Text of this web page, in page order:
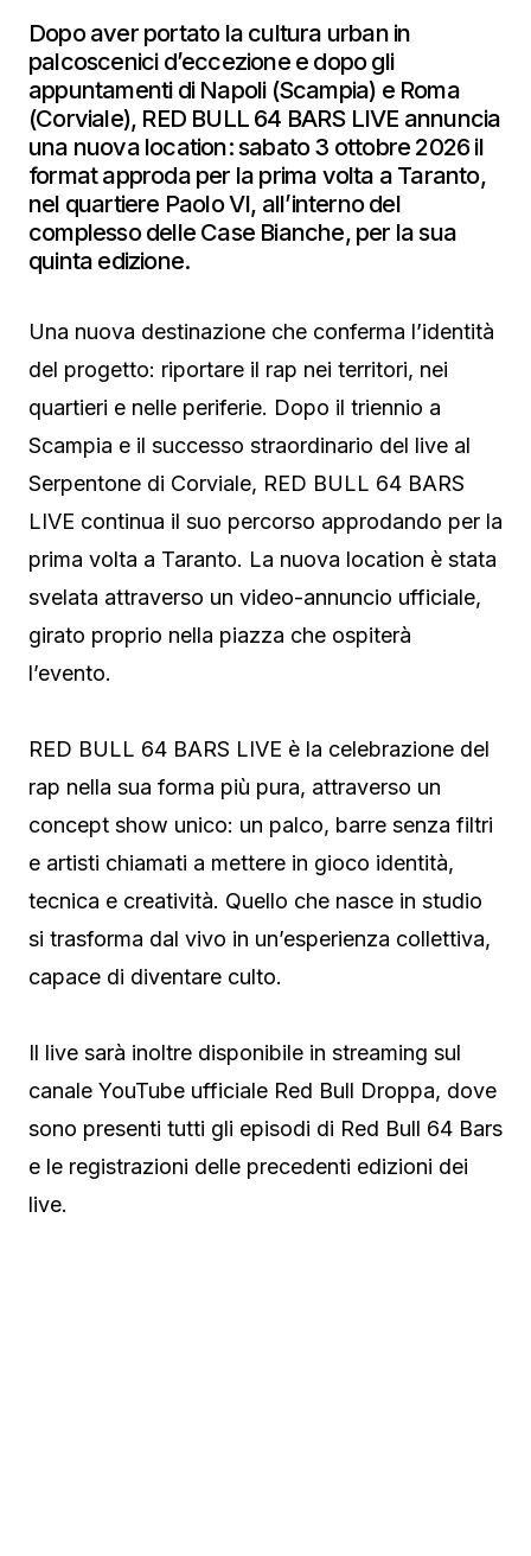
Dopo aver portato la cultura urban in
palcoscenici d’eccezione e dopo gli
appuntamenti di Napoli (Scampia) e Roma
(Corviale), RED BULL 64 BARS LIVE annuncia
una nuova location: sabato 3 ottobre 2026 il
format approda per la prima volta a Taranto,
nel quartiere Paolo VI, all’interno del
complesso delle Case Bianche, per la sua
quinta edizione.
Una nuova destinazione che conferma l’identità
del progetto: riportare il rap nei territori, nei
quartieri e nelle periferie. Dopo il triennio a
Scampia e il successo straordinario del live al
Serpentone di Corviale, RED BULL 64 BARS
LIVE continua il suo percorso approdando per la
prima volta a Taranto. La nuova location è stata
svelata attraverso un video-annuncio ufficiale,
girato proprio nella piazza che ospiterà
l’evento.
RED BULL 64 BARS LIVE è la celebrazione del
rap nella sua forma più pura, attraverso un
concept show unico: un palco, barre senza filtri
e artisti chiamati a mettere in gioco identità,
tecnica e creatività. Quello che nasce in studio
si trasforma dal vivo in un’esperienza collettiva,
capace di diventare culto.
Il live sarà inoltre disponibile in streaming sul
canale YouTube ufficiale Red Bull Droppa, dove
sono presenti tutti gli episodi di Red Bull 64 Bars
e le registrazioni delle precedenti edizioni dei
live.